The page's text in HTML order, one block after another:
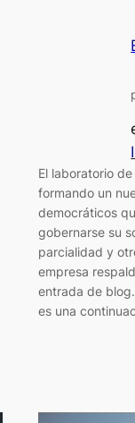
El laboratorio
formando un
democráticos
gobernarse su
parcialidad y
empresa
entrada de
es una